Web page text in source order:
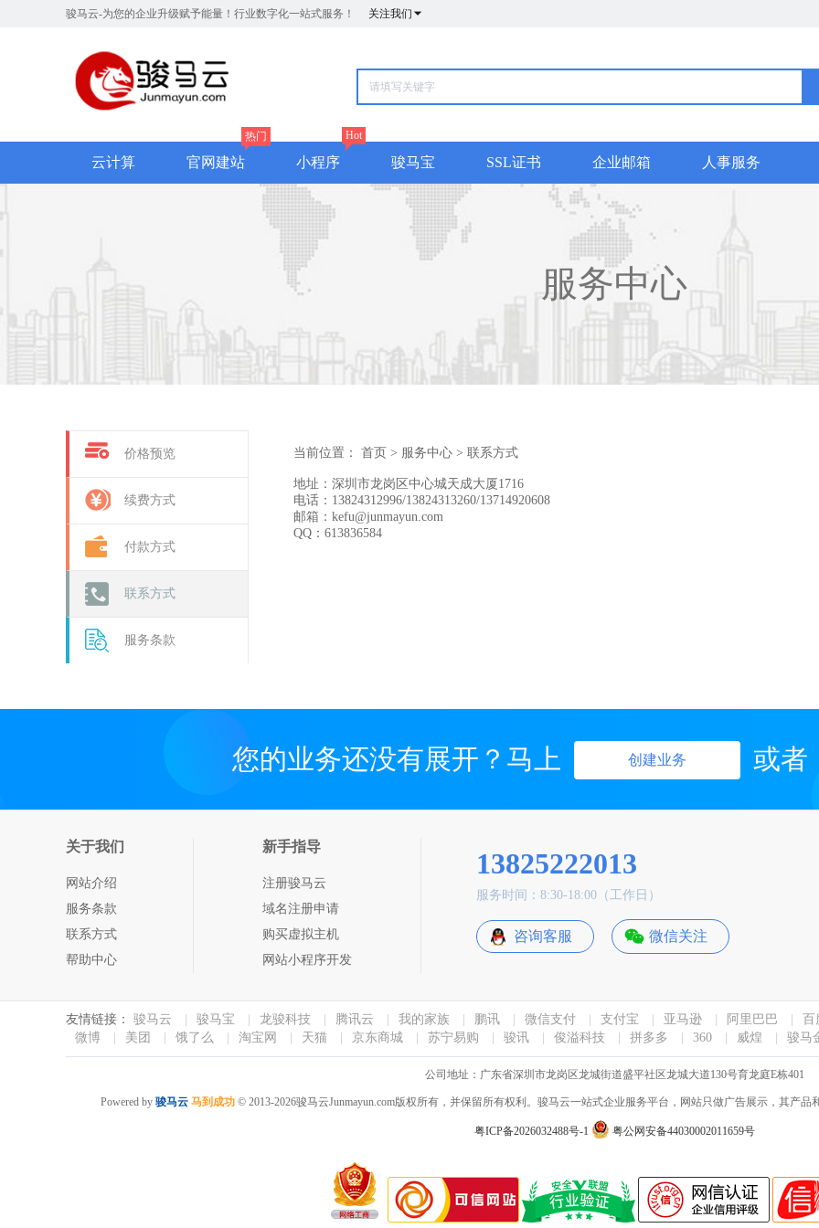
骏马云-为您的企业升级赋予能量！行业数字化一站式服务！ 关注我们
云计算 官网建站
热门
小程序
Hot
骏马宝 SSL证书 企业邮箱 人事服务
服务中心
价格预览
续费方式
付款方式
联系方式
服务条款
当前位置： 首页 > 服务中心 > 联系方式
地址：深圳市龙岗区中心城天成大厦1716
电话：13824312996/13824313260/13714920608
邮箱：kefu@junmayun.com
QQ：613836584
您的业务还没有展开？马上 创建业务 或者
关于我们
网站介绍
服务条款
联系方式
帮助中心
新手指导
注册骏马云
域名注册申请
购买虚拟主机
网站小程序开发
13825222013
服务时间：8:30-18:00（工作日）
咨询客服 微信关注
友情链接： 骏马云 骏马宝 龙骏科技 腾讯云 我的家族 鹏讯 微信支付 支付宝 亚马逊 阿里巴巴
百
微博
美团 饿了么 淘宝网 天猫 京东商城 苏宁易购 骏讯 俊溢科技 拼多多 360 威煌 骏马
公司地址：广东省深圳市龙岗区龙城街道盛平社区龙城大道130号育龙庭E栋401
Powered by 骏马云 马到成功© 2013-2026骏马云Junmayun.com版权所有，并保留所有权利。骏马云一站式企业服务平台，网站只做广告展示，其产
粤ICP备2026032488号-1 粤公网安备44030002011659号